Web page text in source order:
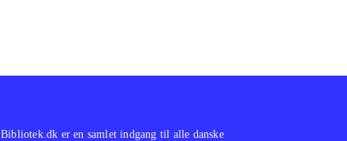
Bibliotek.dk er en samlet indgang til alle danske